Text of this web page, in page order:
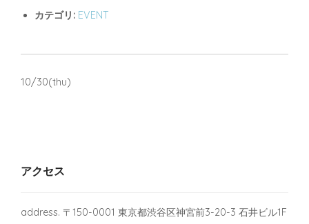
カテゴリ: EVENT
10/30(thu)
アクセス
address. 〒150-0001 東京都渋谷区神宮前3-20-3 石井ビル1F